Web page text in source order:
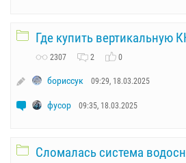
Где купить вертикальную
2307 2 0
бориссук 09:29, 18.03.2025
фусор 09:35, 18.03.2025
Сломалась система